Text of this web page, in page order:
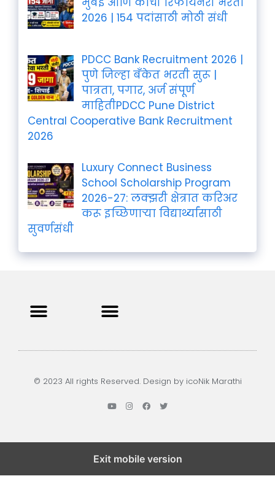
2026 | 154 पदांसाठी मोठी संधी
PDCC Bank Recruitment 2026 |
पुणे जिल्हा बँकेत भरती सुरू |
पात्रता, पगार, अर्ज संपूर्ण
माहितीPDCC Pune District
Central Cooperative Bank Recruitment
2026
Luxury Connect Business
School Scholarship Program
2026-27: लक्झरी क्षेत्रात करिअर
करू इच्छिणाऱ्या विद्यार्थ्यांसाठी
सुवर्णसंधी
© 2023 All rights Reserved. Design by icoNik Marathi
Exit mobile version